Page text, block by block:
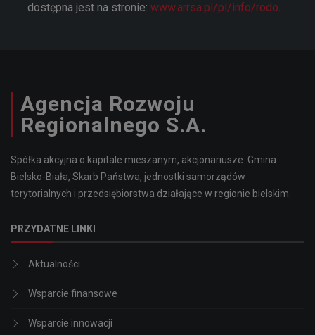
dostępna jest na stronie: www.arrsa.pl/pl/info/rodo.
Agencja Rozwoju
Regionalnego S.A.
Spółka akcyjna o kapitale mieszanym, akcjonariusze: Gmina
Bielsko-Biała, Skarb Państwa, jednostki samorządów
terytorialnych i przedsiębiorstwa działające w regionie bielskim.
PRZYDATNE LINKI
Aktualności
Wsparcie finansowe
Wsparcie innowacji